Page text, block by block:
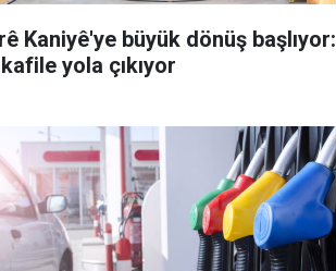
Kaniyê'ye büyük dönüş başlıyor:
yola çıkıyor